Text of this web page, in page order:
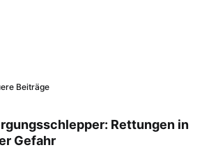
Beiträge
Rettungen in
Gefahr